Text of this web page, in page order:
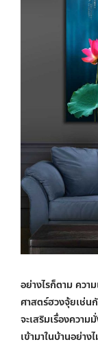
อย่างไรก็ตาม ควา
ศาสตร์ฮวงจุ้ยเช่น
จะเสริมเรื่องความ
เข้ามาในบ้านอย่าง